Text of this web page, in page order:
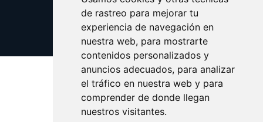
de rastreo para mejorar tu
experiencia de navegación en
nuestra web, para mostrarte
contenidos personalizados y
anuncios adecuados, para analizar
el tráfico en nuestra web y para
comprender de donde llegan
nuestros visitantes.
Update cookies preferences
Copyright © 2025 websport.es